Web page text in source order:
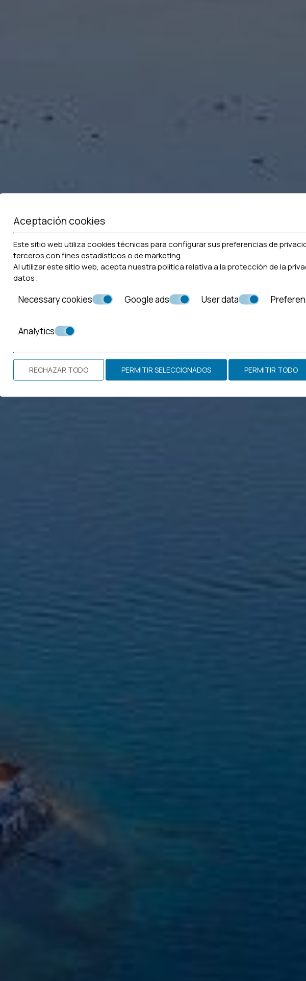
Aceptación cookies
Este sitio web utiliza cookies técnicas para configurar sus preferencias de
terceros con fines estadísticos o de marketing.
Al utilizar este sitio web, acepta nuestra política relativa a laprotección de la
datos.
Necessary cookies Google ads User data
Analytics
RECHAZAR TODO PERMITIR SELECCIONADOS PERMITIR TODO